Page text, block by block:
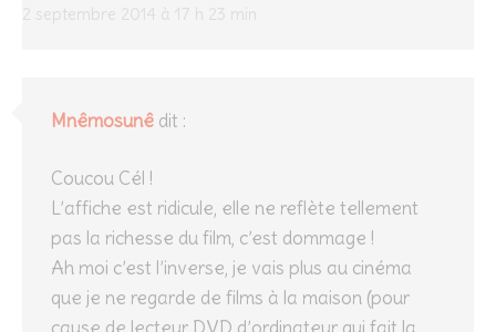
2 septembre 2014 à 17 h 23 min
Mnêmosunê dit :
Coucou Cél !
L’affiche est ridicule, elle ne reflète tellement
pas la richesse du film, c’est dommage !
Ah moi c’est l’inverse, je vais plus au cinéma
que je ne regarde de films à la maison (pour